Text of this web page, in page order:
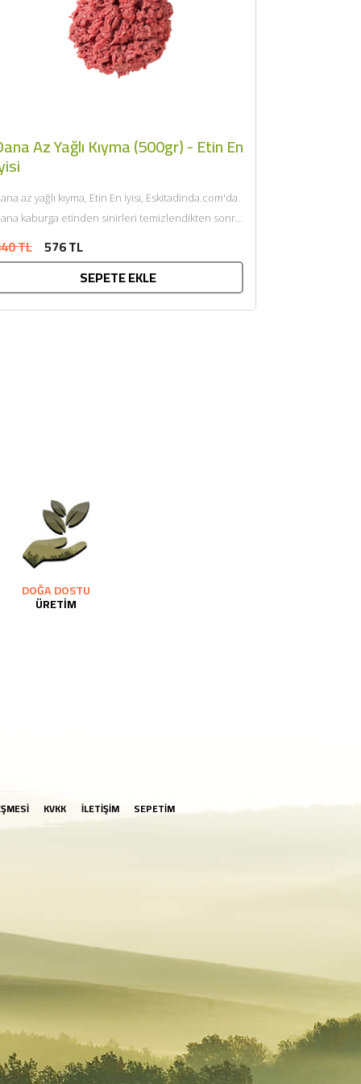
Az Yağlı Kıyma (500gr) - Etin En
az yağlı kıyma, Etin En İyisi, Eskitadinda.com'da.
kaburga etinden sinirleri temizlendikten sonra
TL 576 TL
SEPETE EKLE
DOĞA DOSTU
ÜRETİM
KVKK İLETİŞİM SEPETİM